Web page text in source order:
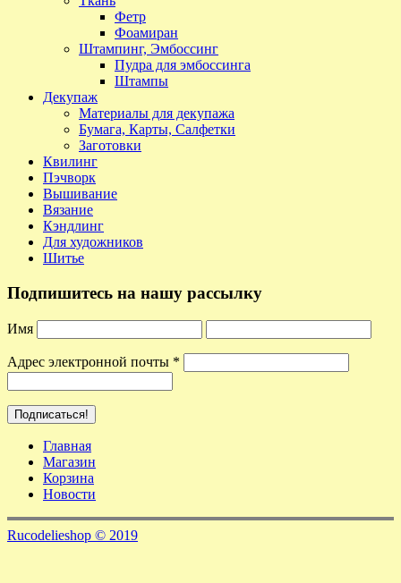
Фетр
Фоамиран
Штампинг, Эмбоссинг
Пудра для эмбоссинга
Штампы
Декупаж
Материалы для декупажа
Бумага, Карты, Салфетки
Заготовки
Квилинг
Пэчворк
Вышивание
Вязание
Кэндлинг
Для художников
Шитье
Подпишитесь на нашу рассылку
Имя
Адрес электронной почты *
Главная
Магазин
Корзина
Новости
Rucodelieshop © 2019